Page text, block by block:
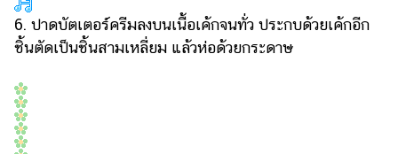
6. ปาดบัตเตอร์ครีมลงบนเนื้อเค้กจนทั่ว ประกบด้วยเค้กอีก
ชิ้นตัดเป็นชิ้นสามเหลี่ยม แล้วห่อด้วยกระดาษ